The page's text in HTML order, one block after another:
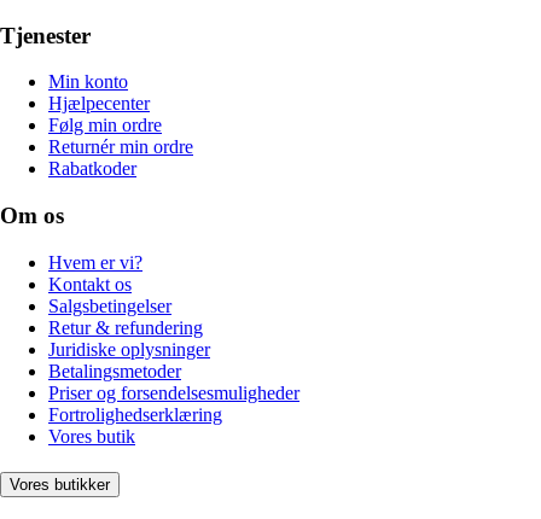
Tjenester
Min konto
Hjælpecenter
Følg min ordre
Returnér min ordre
Rabatkoder
Om os
Hvem er vi?
Kontakt os
Salgsbetingelser
Retur & refundering
Juridiske oplysninger
Betalingsmetoder
Priser og forsendelsesmuligheder
Fortrolighedserklæring
Vores butik
Vores butikker